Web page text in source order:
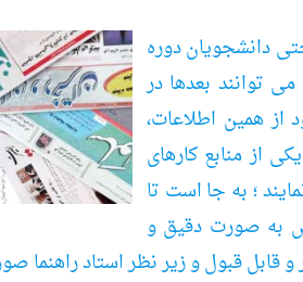
دانشجویان دوره
توانند بعدها در
از همین اطلاعات،
از منابع کارهای
؛ به جا است تا
به صورت دقیق و
قبول و زیر نظر استاد راهنما